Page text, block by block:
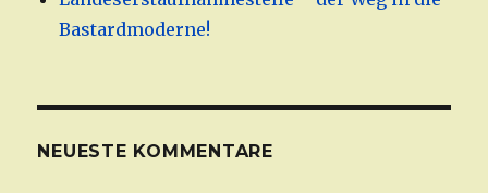
Bastardmoderne!
NEUESTE KOMMENTARE